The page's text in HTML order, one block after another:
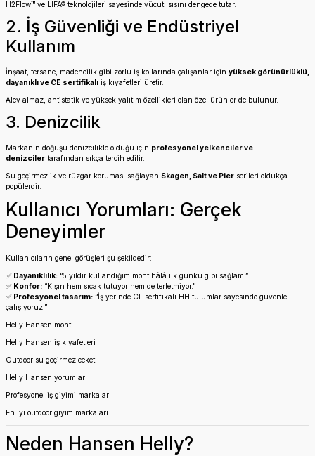
H2Flow™ ve LIFA® teknolojileri sayesinde vücut ısısını dengede tutar.
2. İş Güvenliği ve Endüstriyel
Kullanım
İnşaat, tersane, madencilik gibi zorlu iş kollarında çalışanlar için yüksek görünürlüklü,
dayanıklı ve CE sertifikalı iş kıyafetleri üretir.
Alev almaz, antistatik ve yüksek yalıtım özellikleri olan özel ürünler de bulunur.
3. Denizcilik
Markanın doğuşu denizcilikle olduğu için profesyonel yelkenciler ve
denizciler tarafından sıkça tercih edilir.
Su geçirmezlik ve rüzgar koruması sağlayan Skagen, Salt ve Pier serileri oldukça
popülerdir.
Kullanıcı Yorumları: Gerçek
Deneyimler
Kullanıcıların genel görüşleri şu şekildedir:
✅ Dayanıklılık: “5 yıldır kullandığım mont hâlâ ilk günkü gibi sağlam.”
✅ Konfor: “Kışın hem sıcak tutuyor hem de terletmiyor.”
✅ Profesyonel tasarım: “İş yerinde CE sertifikalı HH tulumlar sayesinde güvenle
çalışıyoruz.”
Helly Hansen mont
Helly Hansen iş kıyafetleri
Outdoor su geçirmez ceket
Helly Hansen yorumları
Profesyonel iş giyimi markaları
En iyi outdoor giyim markaları
Neden Hansen Helly?